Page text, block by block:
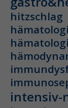
hitzschlag
intensiv-